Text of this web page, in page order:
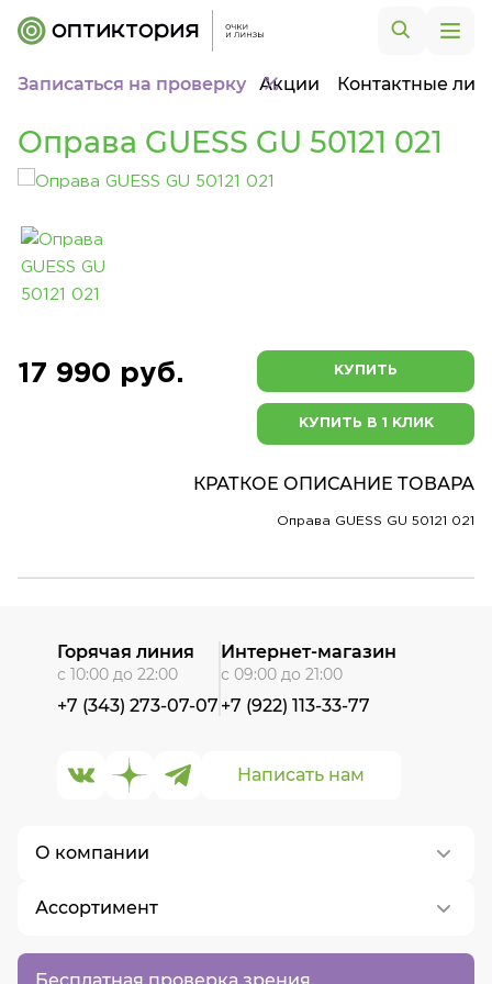
Записаться на проверку Акции Контактные
Оправа GUESS GU 50121 021
17 990 руб. КУПИТЬ
КУПИТЬ В 1 КЛИК
КРАТКОЕ ОПИСАНИЕ ТОВАРА
Оправа GUESS GU 50121 021
Бесплатная проверка зрения
О компании
О нас
Контакты
Ассортимент
Написать нам
Горячая линия
с 10:00 до 22:00
+7 (343) 273-07-07
Интернет-магазин
с 09:00 до 21:00
+7 (922) 113-33-77